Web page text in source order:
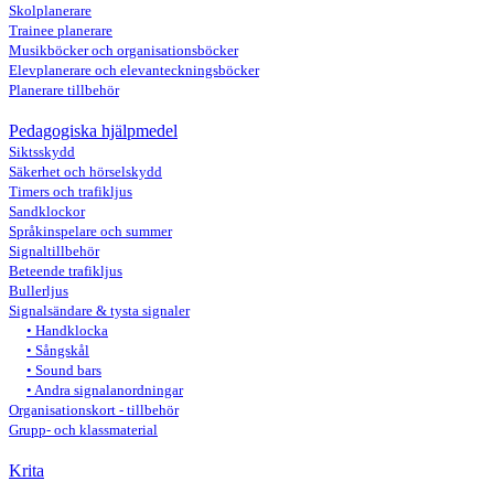
Skolplanerare
Trainee planerare
Musikböcker och organisationsböcker
Elevplanerare och elevanteckningsböcker
Planerare tillbehör
Pedagogiska hjälpmedel
Siktsskydd
Säkerhet och hörselskydd
Timers och trafikljus
Sandklockor
Språkinspelare och summer
Signaltillbehör
Beteende trafikljus
Bullerljus
Signalsändare & tysta signaler
Handklocka
Sångskål
Sound bars
Andra signalanordningar
Organisationskort - tillbehör
Grupp- och klassmaterial
Krita